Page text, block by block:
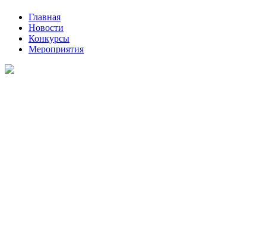
Главная
Новости
Конкурсы
Мероприятия